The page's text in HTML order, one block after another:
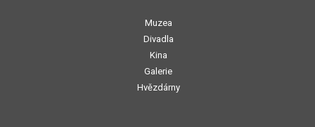
Muzea
Divadla
Kina
Galerie
Hvězdárny